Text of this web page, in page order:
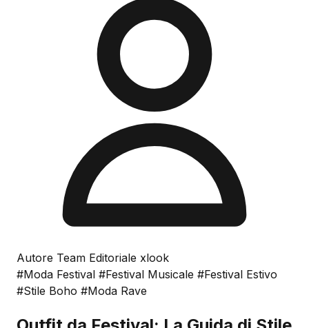
Autore Team Editoriale xlook
#Moda Festival #Festival Musicale #Festival Estivo
#Stile Boho #Moda Rave